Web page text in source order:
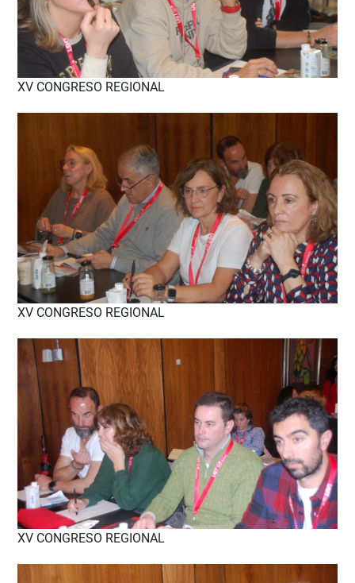
XV CONGRESO REGIONAL
XV CONGRESO REGIONAL
XV CONGRESO REGIONAL